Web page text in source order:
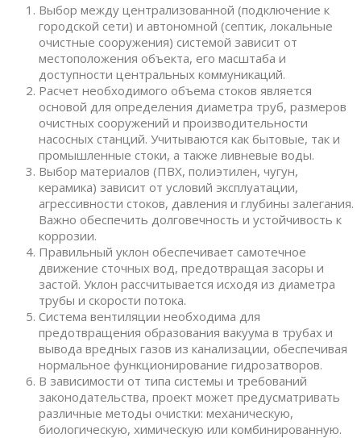
Выбор между централизованной (подключение к
городской сети) и автономной (септик, локальные
очистные сооружения) системой зависит от
местоположения объекта, его масштаба и
доступности центральных коммуникаций.
Расчет необходимого объема стоков является
основой для определения диаметра труб, размеров
очистных сооружений и производительности
насосных станций. Учитываются как бытовые, так и
промышленные стоки, а также ливневые воды.
Выбор материалов (ПВХ, полиэтилен, чугун,
керамика) зависит от условий эксплуатации,
агрессивности стоков, давления и глубины залегания.
Важно обеспечить долговечность и устойчивость к
коррозии.
Правильный уклон обеспечивает самотечное
движение сточных вод, предотвращая засоры и
застой. Уклон рассчитывается исходя из диаметра
трубы и скорости потока.
Система вентиляции необходима для
предотвращения образования вакуума в трубах и
вывода вредных газов из канализации, обеспечивая
нормальное функционирование гидрозатворов.
В зависимости от типа системы и требований
законодательства, проект может предусматривать
различные методы очистки: механическую,
биологическую, химическую или комбинированную.